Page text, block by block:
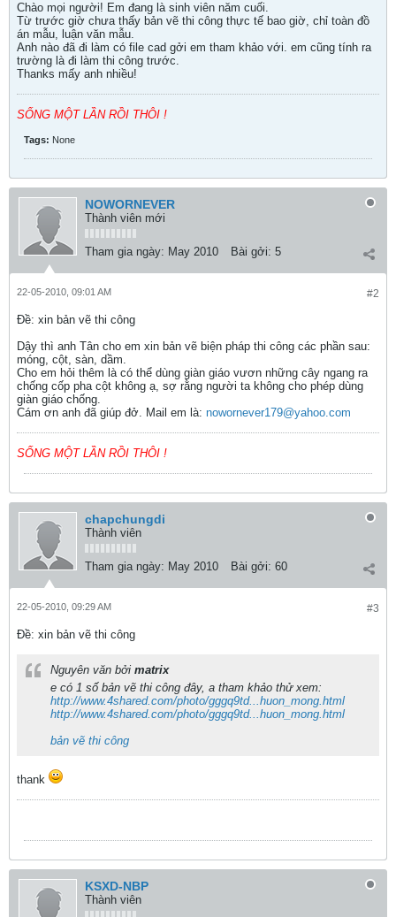
Chào mọi người! Em đang là sinh viên năm cuối.
Từ trước giờ chưa thấy bản vẽ thi công thực tế bao giờ, chỉ toàn đồ
án mẫu, luận văn mẫu.
Anh nào đã đi làm có file cad gởi em tham khảo với. em cũng tính ra
trường là đi làm thi công trước.
Thanks mấy anh nhiều!
SỐNG MỘT LẦN RỒI THÔI !
Tags: None
NOWORNEVER
Thành viên mới
Tham gia ngày: May 2010 Bài gởi: 5
#2
22-05-2010, 09:01 AM
Ðề: xin bản vẽ thi công
Dậy thì anh Tân cho em xin bản vẽ biện pháp thi công các phần sau:
móng, cột, sàn, dầm.
Cho em hỏi thêm là có thể dùng giàn giáo vươn những cây ngang ra
chống cốp pha cột không ạ, sợ rằng người ta không cho phép dùng
giàn giáo chống.
Cám ơn anh đã giúp đở. Mail em là: nowornever179@yahoo.com
SỐNG MỘT LẦN RỒI THÔI !
chapchungdi
Thành viên
Tham gia ngày: May 2010 Bài gởi: 60
#3
22-05-2010, 09:29 AM
Ðề: xin bản vẽ thi công
Nguyên văn bởi matrix
e có 1 số bản vẽ thi công đây, a tham khảo thử xem:
http://www.4shared.com/photo/gggq9td...huon_mong.html
http://www.4shared.com/photo/gggq9td...huon_mong.html
bản vẽ thi công
thank
KSXD-NBP
Thành viên